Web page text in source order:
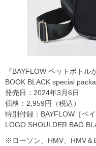
『BAYFLOW ペットボト
BOOK BLACK special
発売日：2024年3月6日
価格：2,959円（税込）
特別付録：BAYFLOW［ベ
LOGO SHOULDER BAG
※ローソン、HMV、HMV＆